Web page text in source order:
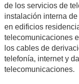
de los servicios de
instalación interna
en edificios
telecomunicaciones
los cables de
telefonía, internet y
telecomunicaciones.